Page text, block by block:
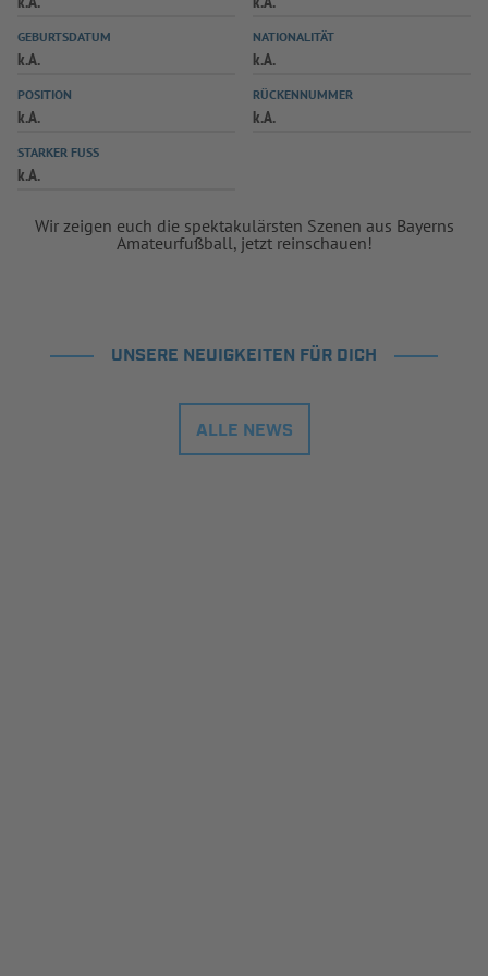
SPIELPLUS
GEBURTSDATUM
k.A.
NATIONALITÄT
k.A.
POSITION
k.A.
RÜCKENNUMMER
k.A.
STARKER FUSS
k.A.
Wir zeigen euch die spektakulärsten Szenen aus Bayerns
Amateurfußball, jetzt reinschauen!
UNSERE NEUIGKEITEN FÜR DICH
ALLE NEWS